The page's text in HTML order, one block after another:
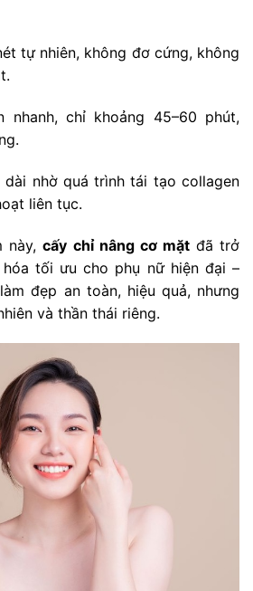
tự nhiên, không đơ cứng, không
nhanh, chỉ khoảng 45–60 phút,
nhờ quá trình tái tạo collagen
liên tục.
này,cấy chỉ nâng cơ mặtđã trở
tối ưu cho phụ nữ hiện đại –
đẹp an toàn, hiệu quả, nhưng
và thần thái riêng.